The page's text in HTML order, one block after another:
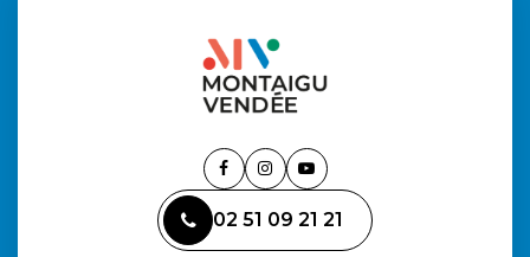
Lien
le
compte
Lien
le
compte
Lien
la
chaîne
02 51 09 21 21